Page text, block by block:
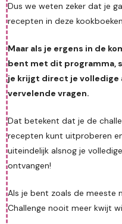
Dus we weten zeker dat je
recepten in deze
Maar als je ergens in de
bent met dit programma,
je krijgt direct je volledige
vervelende vragen.
Dat betekent dat je de
recepten kunt uitproberen
uiteindelijk alsnog je
ontvangen!
Als je bent zoals de meeste
Challenge nooit meer kwijt